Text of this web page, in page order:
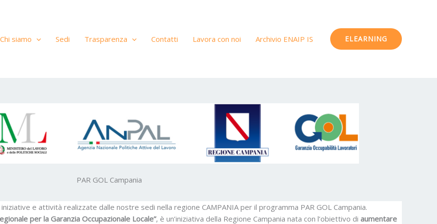
Chi siamo Sedi Trasparenza Contatti Lavora con noi Archivio ENAIP IS ELEARNING
PAR GOL Campania
e attività realizzate dalle nostre sedi nella regione CAMPANIA per il programma PAR GOL Campania.
per la Garanzia Occupazionale Locale”, è un’iniziativa della Regione Campania nata con l’obiettivo di aumentare